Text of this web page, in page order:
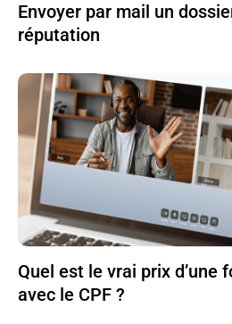
Envoyer par mail un
réputation
Quel est le vrai prix d’une
avec le CPF ?